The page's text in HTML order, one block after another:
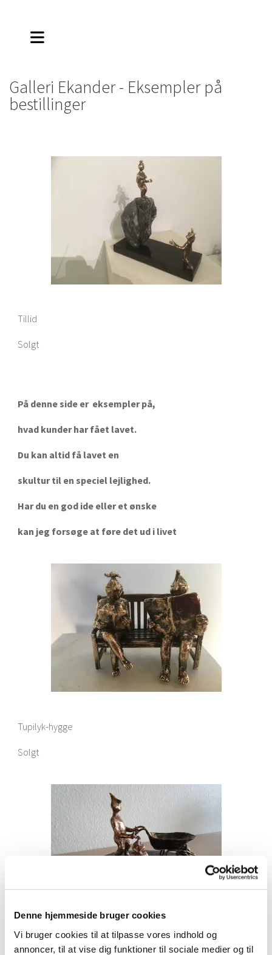
Denne hjemmeside bruger cookies
Vi bruger cookies til at tilpasse vores indhold og
annoncer, til at vise dig funktioner til sociale medier og til
Galleri Ekander - Eksempler på
bestillinger
Tillid
Solgt
På denne side er eksempler på,
hvad kunder har fået lavet.
Du kan altid få lavet en
skultur til en speciel lejlighed.
Har du en god ide eller et ønske
kan jeg forsøge at føre det ud i livet
Tupilyk-hygge
Solgt
Tupilykker i forårshumør